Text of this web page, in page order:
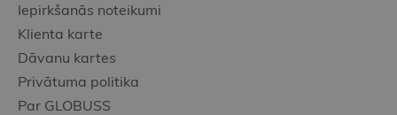
Iepirkšanās noteikumi
Klienta karte
Dāvanu kartes
Privātuma politika
Par GLOBUSS